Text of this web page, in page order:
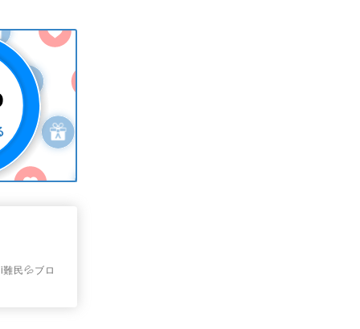
民💦ブロ